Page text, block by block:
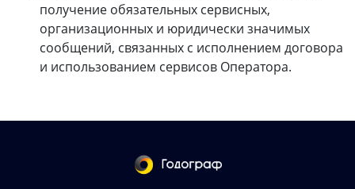
получение обязательных сервисных,
организационных и юридически значимых
сообщений, связанных с исполнением договора
и использованием сервисов Оператора.